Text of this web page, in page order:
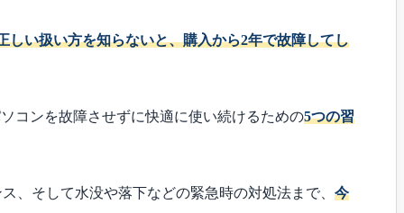
しい扱い方を知らないと、購入から2年で故障してし
コンを故障させずに快適に使い続けるための5つの習
、そして水没や落下などの緊急時の対処法まで、 今